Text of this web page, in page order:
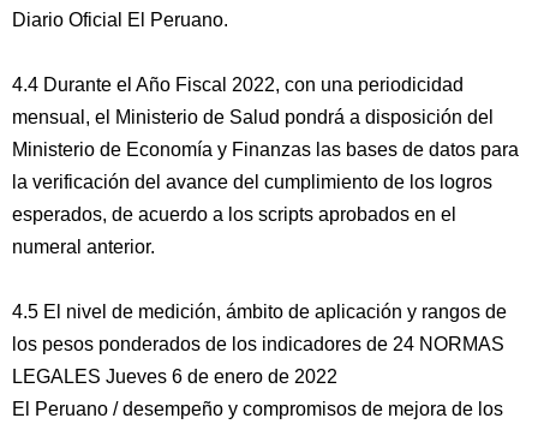
Diario Oficial El Peruano.
4.4 Durante el Año Fiscal 2022, con una periodicidad
mensual, el Ministerio de Salud pondrá a disposición del
Ministerio de Economía y Finanzas las bases de datos para
la verificación del avance del cumplimiento de los logros
esperados, de acuerdo a los scripts aprobados en el
numeral anterior.
4.5 El nivel de medición, ámbito de aplicación y rangos de
los pesos ponderados de los indicadores de 24 NORMAS
LEGALES Jueves 6 de enero de 2022
El Peruano / desempeño y compromisos de mejora de los